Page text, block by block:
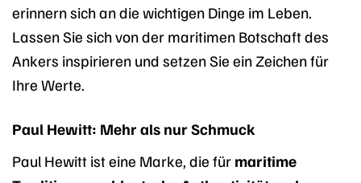
erinnern sich an die wichtigen Dinge im Leben.
Lassen Sie sich von der maritimen Botschaft des
Ankers inspirieren und setzen Sie ein Zeichen für
Ihre Werte.
Paul Hewitt: Mehr als nur Schmuck
Paul Hewitt ist eine Marke, die für maritime